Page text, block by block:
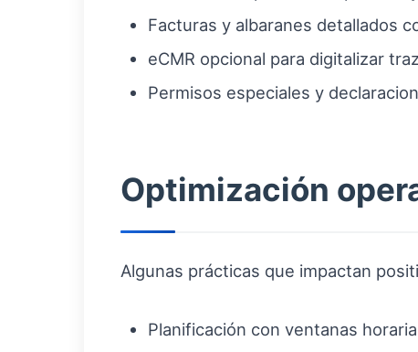
Facturas y albaranes detallados
eCMR opcional para digitalizar
Permisos especiales y
Optimización
Algunas prácticas que impactan
Planificación con ventanas